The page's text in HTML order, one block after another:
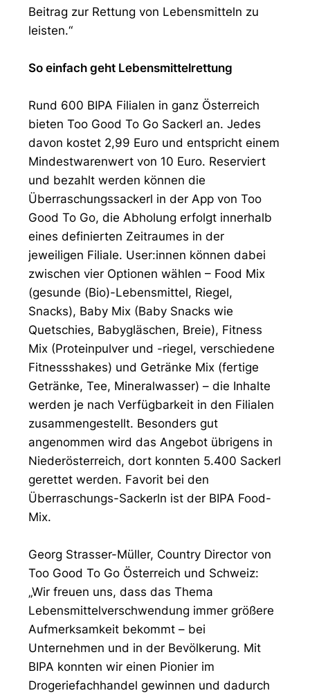
Beitrag zur Rettung von Lebensmitteln zu
leisten.“
So einfach geht Lebensmittelrettung
Rund 600 BIPA Filialen in ganz Österreich
bieten Too Good To Go Sackerl an. Jedes
davon kostet 2,99 Euro und entspricht einem
Mindestwarenwert von 10 Euro. Reserviert
und bezahlt werden können die
Überraschungssackerl in der App von Too
Good To Go, die Abholung erfolgt innerhalb
eines definierten Zeitraumes in der
jeweiligen Filiale. User:innen können dabei
zwischen vier Optionen wählen – Food Mix
(gesunde (Bio)-Lebensmittel, Riegel,
Snacks), Baby Mix (Baby Snacks wie
Quetschies, Babygläschen, Breie), Fitness
Mix (Proteinpulver und -riegel, verschiedene
Fitnessshakes) und Getränke Mix (fertige
Getränke, Tee, Mineralwasser) – die Inhalte
werden je nach Verfügbarkeit in den Filialen
zusammengestellt. Besonders gut
angenommen wird das Angebot übrigens in
Niederösterreich, dort konnten 5.400 Sackerl
gerettet werden. Favorit bei den
Überraschungs-Sackerln ist der BIPA Food-
Mix.
Georg Strasser-Müller, Country Director von
Too Good To Go Österreich und Schweiz:
„Wir freuen uns, dass das Thema
Lebensmittelverschwendung immer größere
Aufmerksamkeit bekommt – bei
Unternehmen und in der Bevölkerung. Mit
BIPA konnten wir einen Pionier im
Drogeriefachhandel gewinnen und dadurch